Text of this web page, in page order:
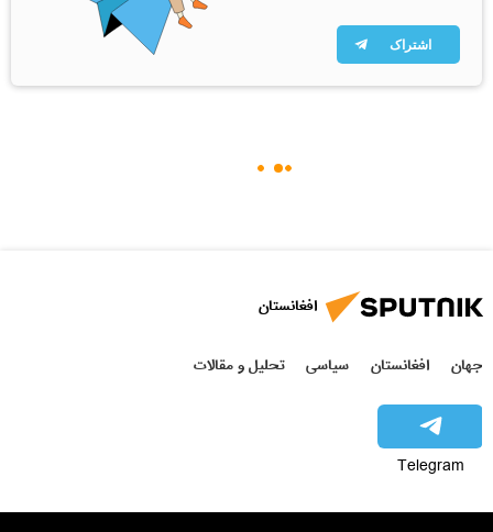
اشتراک
افغانستان
جهان افغانستان سیاسی تحلیل و مقالات
Telegram